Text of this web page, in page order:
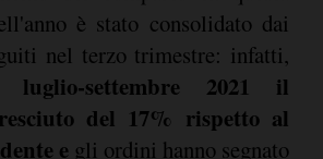
è stato consolidato dai
nel terzo trimestre: infatti,
luglio-settembre 2021 il
del 17% rispetto al
e gli ordini hanno segnato